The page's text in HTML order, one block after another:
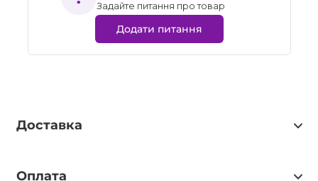
Задайте питання про товар
Додати питання
Доставка
Оплата